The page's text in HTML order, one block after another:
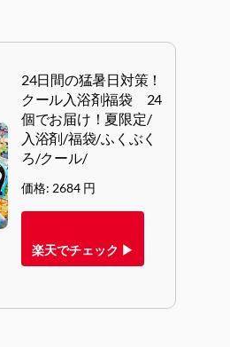
24日間の猛暑日対策！
クール入浴剤福袋 24
個でお届け！夏限定/
入浴剤/福袋/ふくぶく
ろ/クール/
価格: 2684 円
楽天でチェック ▶